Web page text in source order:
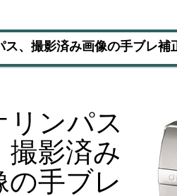
ス、撮影済み画像の手ブレ補
ンパス
撮影済み
の手ブレ